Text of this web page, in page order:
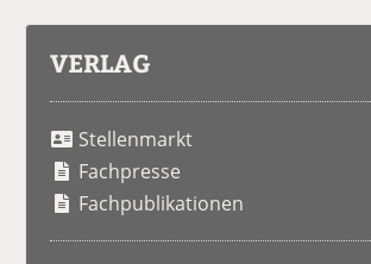
VERLAG
Stellenmarkt
Fachpresse
Fachpublikationen